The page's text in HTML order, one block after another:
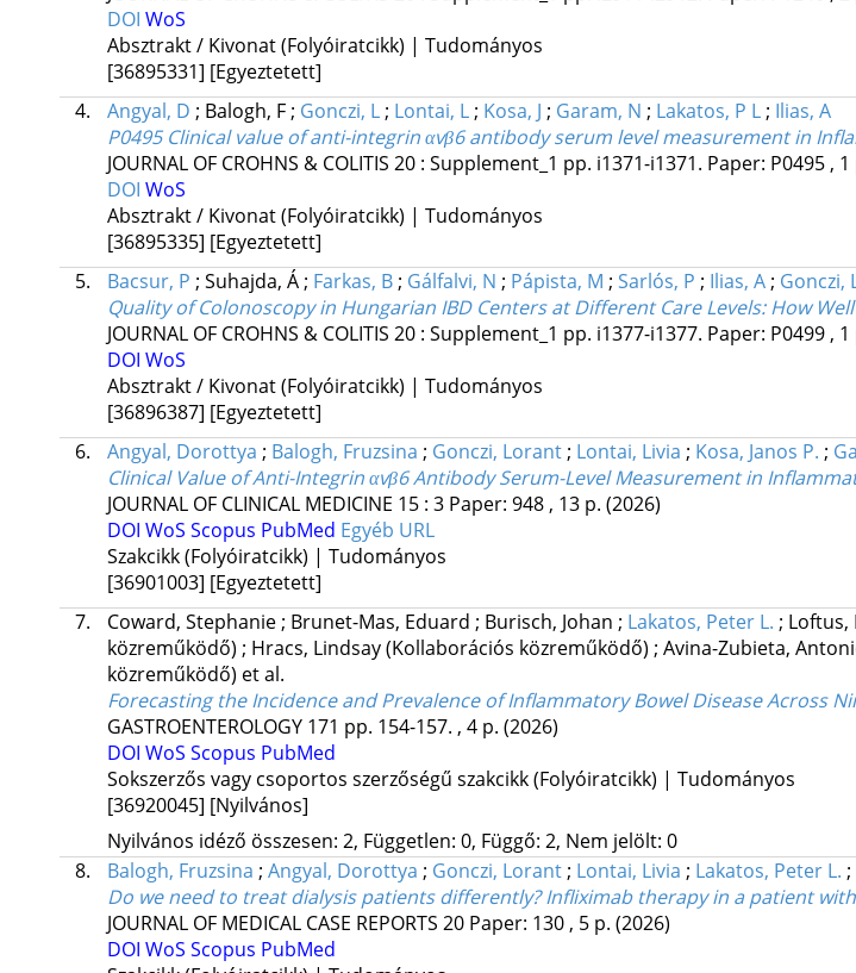
DOI WoS
Absztrakt / Kivonat (Folyóiratcikk) | Tudományos
[36895331] [Egyeztetett]
4.
Angyal, D ; Balogh, F; Gonczi, L; Lontai, L; Kosa, J ; Garam, N ; Lakatos, P L; Ilias, A
P0495 Clinical value of anti-integrin αvβ6 antibody serum level measurement in
JOURNAL OF CROHNS & COLITIS 20: Supplement_1 pp. i1371-i1371. Paper: P0495 , 1
DOI WoS
Absztrakt / Kivonat (Folyóiratcikk) | Tudományos
[36895335] [Egyeztetett]
5.
Bacsur, P ; Suhajda, Á; Farkas, B; Gálfalvi, N ; Pápista, M ; Sarlós, P ; Ilias, A; Gonczi,
Quality of Colonoscopy in Hungarian IBD Centers at Different Care Levels: How
JOURNAL OF CROHNS & COLITIS 20: Supplement_1 pp. i1377-i1377. Paper: P0499 , 1
DOI WoS
Absztrakt / Kivonat (Folyóiratcikk) | Tudományos
[36896387] [Egyeztetett]
6.
Angyal, Dorottya ; Balogh, Fruzsina ; Gonczi, Lorant; Lontai, Livia ; Kosa, Janos P. ;
Clinical Value of Anti-Integrin αvβ6 Antibody Serum-Level Measurement in
JOURNAL OF CLINICAL MEDICINE 15: 3 Paper: 948 , 13 p. (2026)
DOI WoS Scopus PubMed Egyéb URL
Szakcikk (Folyóiratcikk) | Tudományos
[36901003] [Egyeztetett]
7.
Coward, Stephanie; Brunet-Mas, Eduard ; Burisch, Johan ; Lakatos, Peter L. ; Loftus,
közreműködő) ; Hracs, Lindsay(Kollaborációs közreműködő) ; Avina-Zubieta,
közreműködő) et al.
Forecasting the Incidence and Prevalence of Inflammatory Bowel Disease Across
GASTROENTEROLOGY 171 pp. 154-157. , 4 p. (2026)
DOI WoS Scopus PubMed
Sokszerzős vagy csoportos szerzőségű szakcikk (Folyóiratcikk) | Tudományos
[36920045] [Nyilvános]
Nyilvános idéző összesen: 2, Független: 0, Függő: 2, Nem jelölt: 0
8.
Balogh, Fruzsina ; Angyal, Dorottya ; Gonczi, Lorant; Lontai, Livia ; Lakatos, Peter L. ;
Do we need to treat dialysis patients differently? Infliximab therapy in a patient
JOURNAL OF MEDICAL CASE REPORTS 20 Paper: 130 , 5 p. (2026)
DOI WoS Scopus PubMed